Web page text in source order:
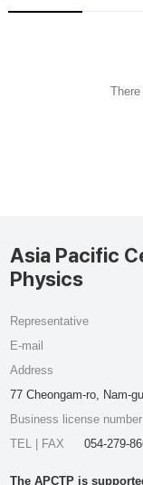
Asia Pacific
Physics
Representative
E-mail
Address
77 Cheongam-ro, Nam-
Business license number
TEL | FAX
054-279-
The APCTP is